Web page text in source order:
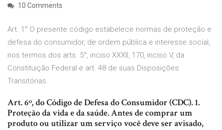
10 Comments
Art. 1° O presente código estabelece normas de proteção e
defesa do consumidor, de ordem pública e interesse social,
nos termos dos arts. 5°, inciso XXXII, 170, inciso V, da
Constituição Federal e art. 48 de suas Disposições
Transitórias.
Art. 6º, do Código de Defesa do Consumidor (CDC). 1.
Proteção da vida e da saúde. Antes de comprar um
produto ou utilizar um serviço você deve ser avisado,